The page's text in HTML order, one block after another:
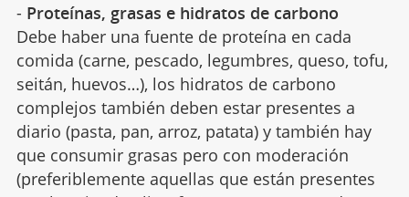
- Proteínas, grasas e hidratos de carbono
Debe haber una fuente de proteína en cada
comida (carne, pescado, legumbres, queso, tofu,
seitán, huevos…), los hidratos de carbono
complejos también deben estar presentes a
diario (pasta, pan, arroz, patata) y también hay
que consumir grasas pero con moderación
(preferiblemente aquellas que están presentes